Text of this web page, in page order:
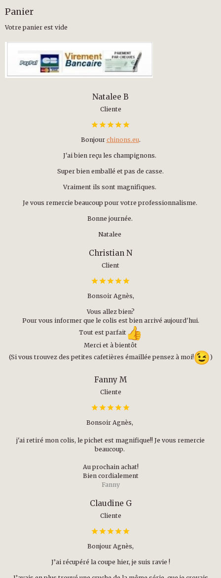
Panier
Votre panier est vide
Natalee B
Cliente
Bonjour chinons.eu.
J'ai bien reçu les champignons.
Super bien emballé et pas de casse.
Vraiment ils sont magnifiques.
Je vous remercie beaucoup pour votre professionnalisme.
Bonne journée.
Natalee
Christian N
Client
Bonsoir Agnès,
Vous allez bien?
Pour vous informer que le colis est bien arrivé aujourd'hui.
Tout est parfait
Merci et à bientôt
(Si vous trouvez des petites cafetières émaillée pensez à moi!
)
Fanny M
Cliente
Bonsoir Agnès,
j'ai retiré mon colis, le pichet est magnifique!! Je vous remercie
beaucoup.
Au prochain achat!
Bien cordialement
Fanny
Claudine G
Cliente
Bonjour Agnès,
J’ai récupéré la coupe hier, je suis ravie !